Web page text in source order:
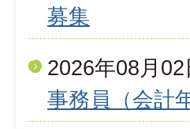
募集
2026年08月02
事務員（会計